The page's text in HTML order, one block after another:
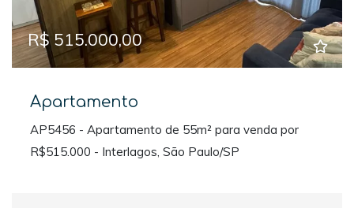
R$ 515.000,00
Apartamento
AP5456 - Apartamento de 55m² para venda por
R$515.000 - Interlagos, São Paulo/SP